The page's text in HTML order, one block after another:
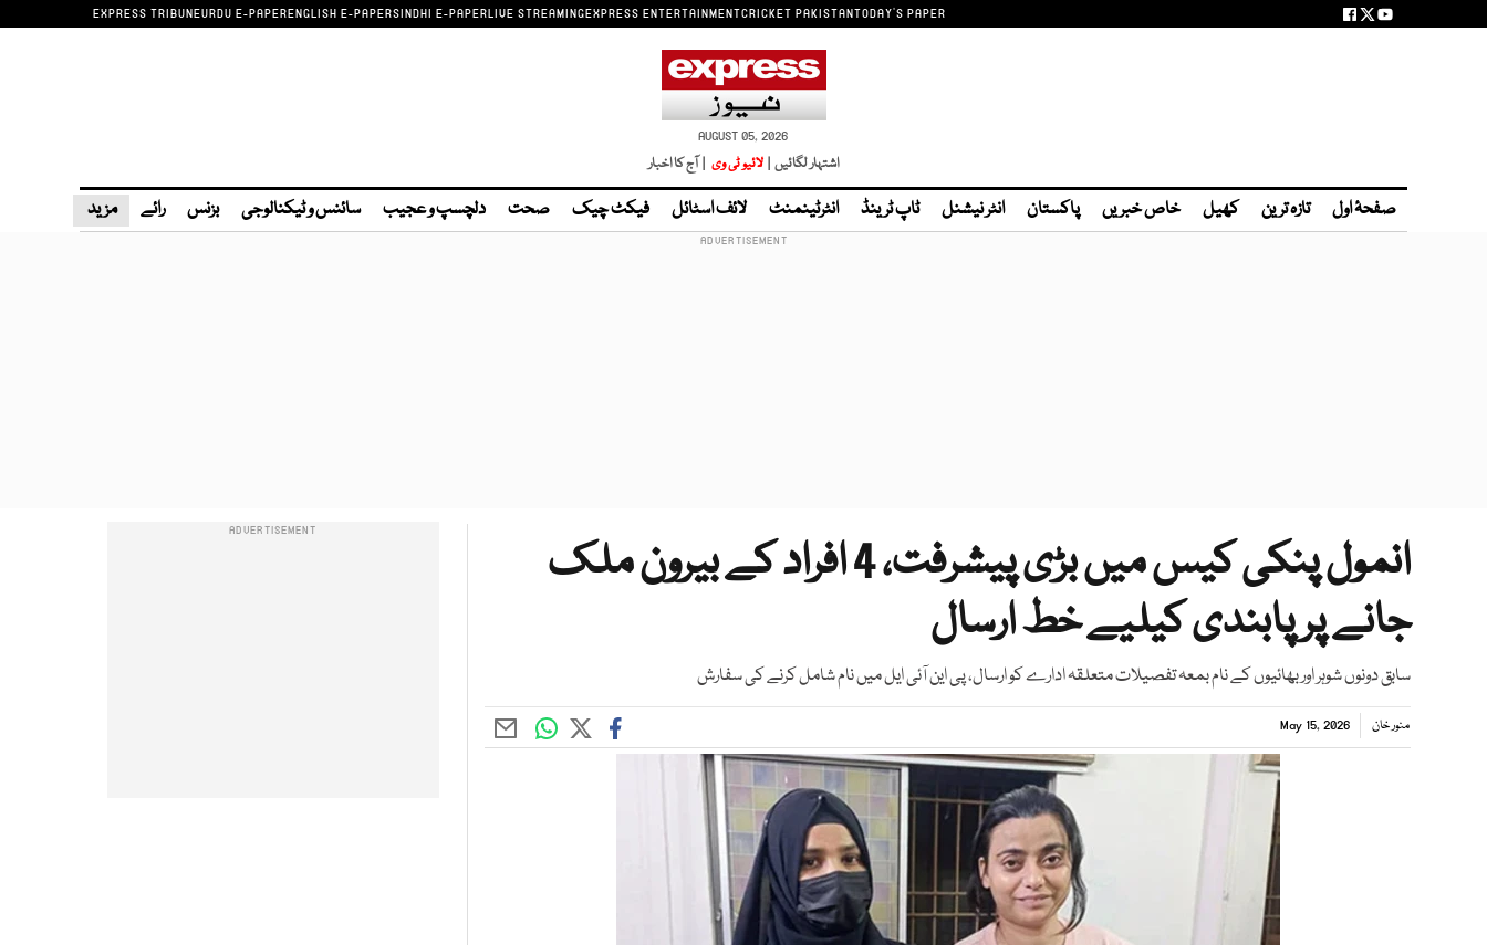
EXPRESS TRIBUNEURDU E-PAPERENGLISH E-PAPERSINDHI E-PAPERLIVE STREAMINGEXPRESS ENTERTAINMENTCRICKET PAKISTANTODAY'S PAPER
AUGUST 05, 2026
اشتہار لگائیں | لائیو ٹی وی | آج کا اخبار
صفحۂ اول تازہ ترین کھیل خاص خبریں پاکستان انٹر نیشنل ٹاپ ٹرینڈ انٹرٹینمنٹ لائف اسٹائل فیکٹ چیک صحت دلچسپ و عجیب سائنس و ٹیکنالوجی بزنس رائے مزید
انمول پنکی کیس میں بڑی پیشرفت، 4 افراد کے بیرون ملک
جانے پر پابندی کیلیے خط ارسال
سابق دونوں شوہر اور بھائیوں کے نام بمعہ تفصیلات متعلقہ ادارے کو ارسال، پی این آئی ایل میں نام شامل کرنے کی سفارش
منور خان May 15, 2026